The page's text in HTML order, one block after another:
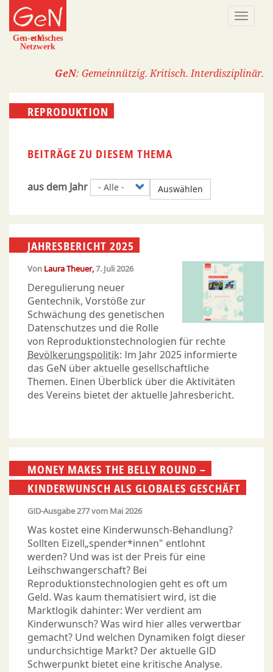
Direkt
zum
Inhalt
GeN: Gemeinnützig. Kritisch. Interdisziplinär.
REPRODUKTION
BEITRÄGE ZU DIESEM THEMA
aus dem Jahr Auswählen
JAHRESBERICHT 2025
Von Laura Theuer 7. Juli 2026
Deregulierung neuer
Gentechnik, Vorstöße zur
Schwächung des genetischen
Datenschutzes und die Rolle
von Reproduktionstechnologien für rechte
Bevölkerungspolitik: Im Jahr 2025 informierte
das GeN über aktuelle gesellschaftliche
Themen. Einen Überblick über die Aktivitäten
des Vereins bietet der aktuelle Jahresbericht.
MONEY MAKES THE BELLY ROUND –
KINDERWUNSCH ALS GLOBALES GESCHÄFT
GID-Ausgabe277vom Mai 2026
Was kostet eine Kinderwunsch-Behandlung?
Sollten Eizell„spender*innen" entlohnt
werden? Und was ist der Preis für eine
Leihschwangerschaft? Bei
Reproduktionstechnologien geht es oft um
Geld. Was kaum thematisiert wird, ist die
Marktlogik dahinter: Wer verdient am
Kinderwunsch? Was wird hier alles verwertbar
gemacht? Und welchen Dynamiken folgt dieser
undurchsichtige Markt? Der aktuelle GID
Schwerpunkt bietet eine kritische Analyse.